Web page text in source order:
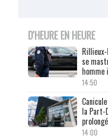
D'HEURE EN HEURE
se
homme
14:50
la Part-
14:00